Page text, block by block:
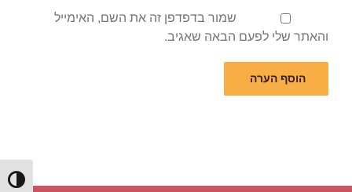
שמור בדפדפן זה את השם, האימייל
והאתר שלי לפעם הבאה שאגיב.